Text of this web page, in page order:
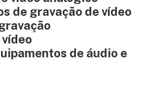
de gravação de vídeo
de áudio e